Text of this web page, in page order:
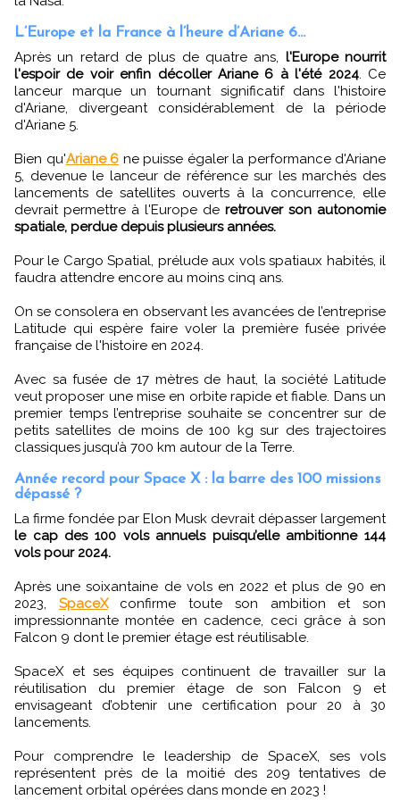
L’Europe et la France à l’heure d’Ariane 6...
Après un retard de plus de quatre ans, l'Europe nourrit
l'espoir de voir enfin décoller Ariane 6 à l'été 2024. Ce
lanceur marque un tournant significatif dans l'histoire
d'Ariane, divergeant considérablement de la période
d'Ariane 5.
Bien qu'Ariane 6 ne puisse égaler la performance d'Ariane
5, devenue le lanceur de référence sur les marchés des
lancements de satellites ouverts à la concurrence, elle
devrait permettre à l'Europe de retrouver son autonomie
spatiale, perdue depuis plusieurs années.
Pour le Cargo Spatial, prélude aux vols spatiaux habités, il
faudra attendre encore au moins cinq ans.
On se consolera en observant les avancées de l’entreprise
Latitude qui espère faire voler la première fusée privée
française de l'histoire en 2024.
Avec sa fusée de 17 mètres de haut, la société Latitude
veut proposer une mise en orbite rapide et fiable. Dans un
premier temps l’entreprise souhaite se concentrer sur de
petits satellites de moins de 100 kg sur des trajectoires
classiques jusqu’à 700 km autour de la Terre.
Année record pour Space X : la barre des 100 missions
dépassé ?
La firme fondée par Elon Musk devrait dépasser largement
le cap des 100 vols annuels puisqu’elle ambitionne 144
vols pour 2024.
Après une soixantaine de vols en 2022 et plus de 90 en
2023, SpaceXconfirme toute son ambition et son
impressionnante montée en cadence, ceci grâce à son
Falcon 9 dont le premier étage est réutilisable.
SpaceX et ses équipes continuent de travailler sur la
réutilisation du premier étage de son Falcon 9 et
envisageant d’obtenir une certification pour 20 à 30
lancements.
Pour comprendre le leadership de SpaceX, ses vols
représentent près de la moitié des 209 tentatives de
lancement orbital opérées dans monde en 2023 !